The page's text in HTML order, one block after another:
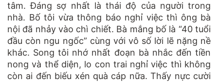
tâm. Đáng sợ nhất là thái độ của người trong
nhà. Bố tôi vừa thông báo nghỉ việc thì ông bà
nội đã nhảy vào chì chiết. Bà mắng bố là “40 tuổi
đầu còn ngu ngốc” cùng với vô số lời lẽ nặng nề
khác. Song tôi nhớ nhất đoạn bà nhắc đến tiền
nong và thể diện, lo con trai nghỉ việc thì không
còn ai đến biếu xén quà cáp nữa. Thấy nực cười